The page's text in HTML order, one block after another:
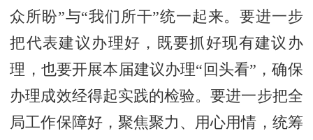
众所盼”与“我们所干”统一起来。要进一步
把代表建议办理好，既要抓好现有建议办
理，也要开展本届建议办理“回头看”，确保
办理成效经得起实践的检验。要进一步把全
局工作保障好，聚焦聚力、用心用情，统筹